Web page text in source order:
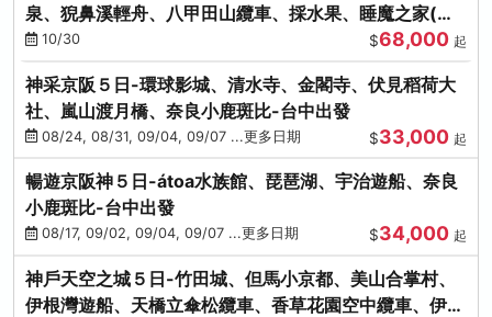
泉、猊鼻溪輕舟、八甲田山纜車、採水果、睡魔之家(不
進免稅店)
10/30 $68,000 起
神采京阪５日-環球影城、清水寺、金閣寺、伏見稻荷大
社、嵐山渡月橋、奈良小鹿斑比-台中出發
08/24, 08/31, 09/04, 09/07 ...更多日期 $33,000 起
暢遊京阪神５日-átoa水族館、琵琶湖、宇治遊船、奈良
小鹿斑比-台中出發
08/17, 09/02, 09/04, 09/07 ...更多日期 $34,000 起
神戶天空之城５日-竹田城、但馬小京都、美山合掌村、
伊根灣遊船、天橋立傘松纜車、香草花園空中纜車、伊勢